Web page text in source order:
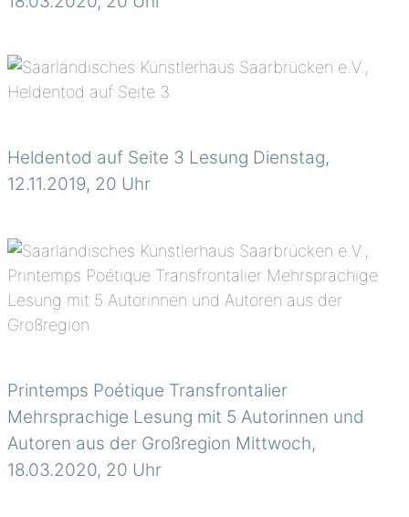
Heldentod auf Seite 3 Lesung Dienstag,
12.11.2019, 20 Uhr
Printemps Poétique Transfrontalier
Mehrsprachige Lesung mit 5 Autorinnen und
Autoren aus der Großregion Mittwoch,
18.03.2020, 20 Uhr